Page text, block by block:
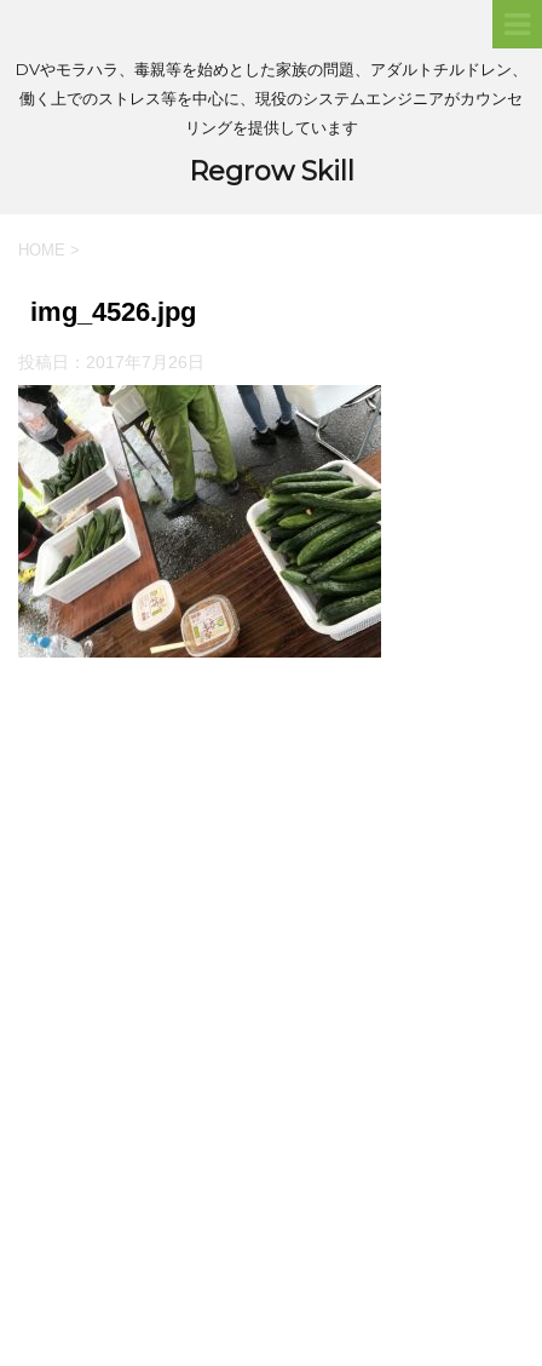
DVやモラハラ、毒親等を始めとした家族の問題、アダルトチルドレン、
働く上でのストレス等を中心に、現役のシステムエンジニアがカウンセ
リングを提供しています
Regrow Skill
HOME >
img_4526.jpg
投稿日： 2017年7月26日